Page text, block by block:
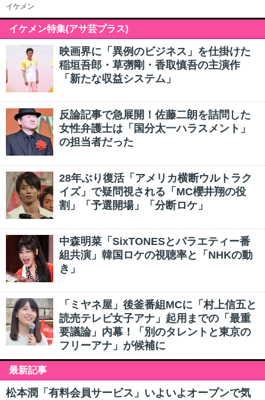
イケメン
イケメン特集(アサ芸プラス)
映画界に「異例のビジネス」を仕掛けた
稲垣吾郎・草彅剛・香取慎吾の主演作
「新たな収益システム」
反論記事で急展開！佐藤二朗を詰問した
女性弁護士は「国分太一ハラスメント」
の担当者だった
28年ぶり復活「アメリカ横断ウルトラク
イズ」で疑問視される「MC櫻井翔の役
割」「予選開場」「分断ロケ」
中森明菜「SixTONESとバラエティー番
組共演」韓国ロケの視聴率と「NHKの動
き」
「ミヤネ屋」後釜番組MCに「村上信五と
読売テレビ女子アナ」起用までの「最重
要議論」内幕！「別のタレントと東京の
フリーアナ」が候補に
最新記事
松本潤「有料会員サービス」いよいよオープンで気